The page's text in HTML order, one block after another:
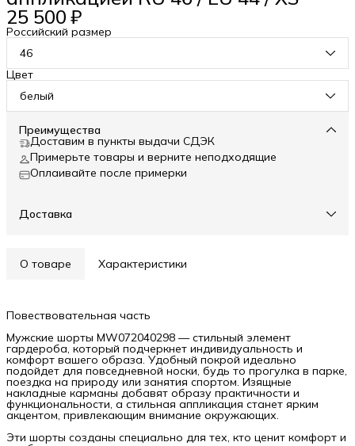
25 500 ₽
Российский размер
46
Цвет
белый
Преимущества
Доставим в пункты выдачи СДЭК
Примерьте товары и верните неподходящие
Оплаивайте после примерки
Доставка
О товаре Характеристики
Повествовательная часть
Мужские шорты MW072040298 — стильный элемент
гардероба, который подчеркнет индивидуальность и
комфорт вашего образа. Удобный покрой идеально
подойдет для повседневной носки, будь то прогулка в парке,
поездка на природу или занятия спортом. Изящные
накладные карманы добавят образу практичности и
функциональности, а стильная аппликация станет ярким
акцентом, привлекающим внимание окружающих.
Эти шорты созданы специально для тех, кто ценит комфорт и